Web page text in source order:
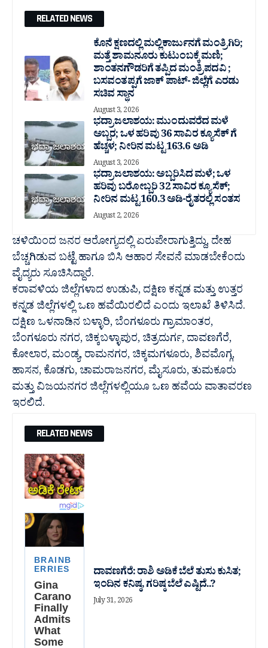
RELATED NEWS
ಕೊನೆ ಕ್ಷಣದಲ್ಲಿ ಮಲ್ಲಿಕಾರ್ಜುನಗೆ ಮಂತ್ರಿಗಿರಿ;
ಮತ್ತೆ ಶಾಮನೂರು ಕುಟುಂಬಕ್ಕೆ ಮಣಿ;
ಶಾಂತನಗೌಡರಿಗೆ ತಪ್ಪಿದ ಮಂತ್ರಿ ಪದವಿ ;
ಬಸವಂತಪ್ಪಗೆ ಜಾಕ್ ಪಾಟ್- ಜಿಲ್ಲೆಗೆ ಎರಡು
ಸಚಿವ ಸ್ಥಾನ
August 3, 2026
ಭದ್ರಾ ಜಲಾಶಯ: ಮುಂದುವರೆದ ಮಳೆ
ಅಬ್ಬರ; ಒಳ ಹರಿವು 36 ಸಾವಿರ‌ ಕ್ಯೂಸೆಕ್ ಗೆ
ಹೆಚ್ಚಳ; ನೀರಿನ ಮಟ್ಟ 163.6 ಅಡಿ
August 3, 2026
ಭದ್ರಾ ಜಲಾಶಯ: ಅಬ್ಬರಿಸಿದ ಮಳೆ; ಒಳ
ಹರಿವು ಬರೋಬ್ಬರಿ 32 ಸಾವಿರ‌ ಕ್ಯೂಸೆಕ್;
ನೀರಿನ ಮಟ್ಟ 160.3 ಅಡಿ-ರೈತರಲ್ಲಿ ಸಂತಸ
August 2, 2026
ಚಳಿಯಿಂದ ಜನರ ಆರೋಗ್ಯದಲ್ಲಿ ಏರುಪೇರಾಗುತ್ತಿದ್ದು, ದೇಹ
ಬೆಚ್ಚಗಿಡುವ ಬಟ್ಟೆ ಹಾಗೂ ಬಿಸಿ ಆಹಾರ ಸೇವನೆ ಮಾಡಬೇಕೆಂದು
ವೈದ್ಯರು ಸೂಚಿಸಿದ್ದಾರೆ.
ಕರಾವಳಿಯ ಜಿಲ್ಲೆಗಳಾದ ಉಡುಪಿ, ದಕ್ಷಿಣ ಕನ್ನಡ ಮತ್ತು ಉತ್ತರ
ಕನ್ನಡ ಜಿಲ್ಲೆಗಳಲ್ಲಿ ಒಣ ಹವೆಯಿರಲಿದೆ ಎಂದು ಇಲಾಖೆ ತಿಳಿಸಿದೆ.
ದಕ್ಷಿಣ ಒಳನಾಡಿನ ಬಳ್ಳಾರಿ, ಬೆಂಗಳೂರು ಗ್ರಾಮಾಂತರ,
ಬೆಂಗಳೂರು ನಗರ, ಚಿಕ್ಕಬಳ್ಳಾಪುರ, ಚಿತ್ರದುರ್ಗ, ದಾವಣಗೆರೆ,
ಕೋಲಾರ, ಮಂಡ್ಯ, ರಾಮನಗರ, ಚಿಕ್ಕಮಗಳೂರು, ಶಿವಮೊಗ್ಗ,
ಹಾಸನ, ಕೊಡಗು, ಚಾಮರಾಜನಗರ, ಮೈಸೂರು, ತುಮಕೂರು
ಮತ್ತು ವಿಜಯನಗರ ಜಿಲ್ಲೆಗಳಲ್ಲಿಯೂ ಒಣ ಹವೆಯ ವಾತಾವರಣ
ಇರಲಿದೆ.
RELATED NEWS
ದಾವಣಗೆರೆ: ರಾಶಿ ಅಡಿಕೆ ಬೆಲೆ ತುಸು‌ ಕುಸಿತ;
ಇಂದಿನ ಕನಿಷ್ಠ, ಗರಿಷ್ಠ ಬೆಲೆ ಎಷ್ಟಿದೆ..?
July 31, 2026